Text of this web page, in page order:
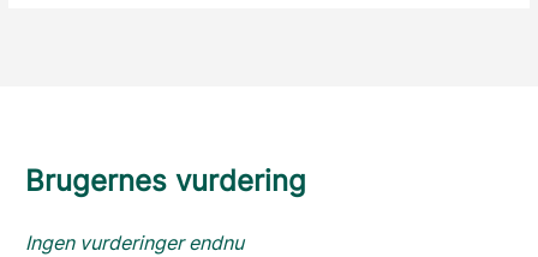
Brugernes vurdering
Ingen vurderinger endnu